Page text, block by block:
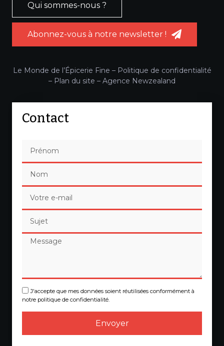
Qui sommes-nous ?
Abonnez-vous à notre newsletter !
Le Monde de l’Épicerie Fine – Politique de confidentialité
– Plan du site – Agence Newzealand
Contact
J'accepte que mes données soient réutilisées conformément à
notre politique de confidentialité.
Envoyer